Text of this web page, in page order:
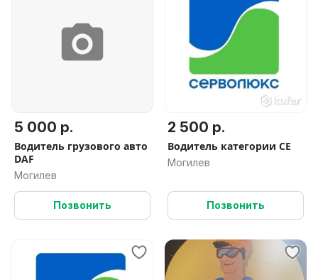
5 000 р.
Водитель грузового авто
DAF
Могилев
Позвонить
2 500 р.
Водитель категории СЕ
Могилев
Позвонить